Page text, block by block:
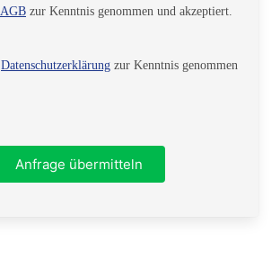
AGB zur Kenntnis genommen und akzeptiert.
Datenschutzerklärung zur Kenntnis genommen
Anfrage übermitteln